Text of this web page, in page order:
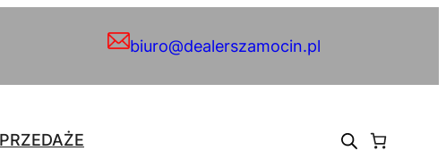
biuro@dealerszamocin.pl